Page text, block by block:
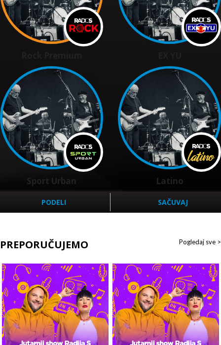
Sport Urban Latino
PODELI SAČUVAJ
PREPORUČUJEMO Pogledaj sve >